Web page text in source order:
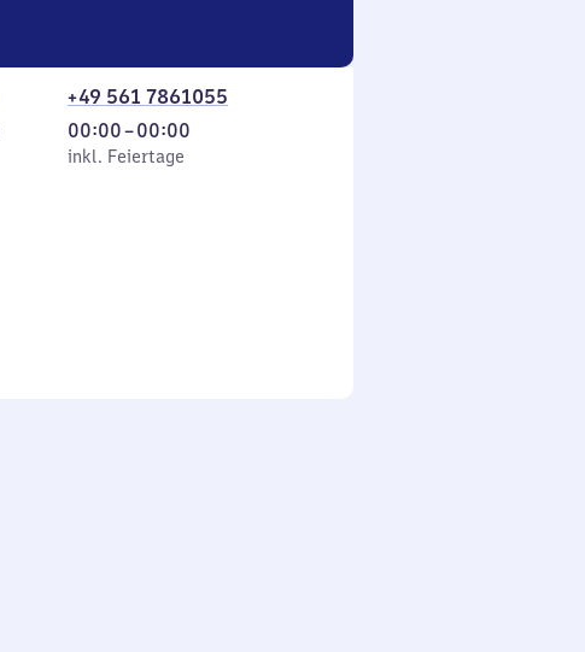
+49 561 7861055
inkl. Feiertage
00:00–00:00
Von
0
inkl. Feiertage